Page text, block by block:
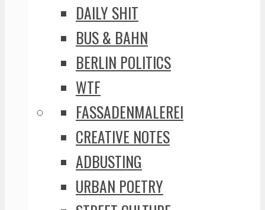
DAILY SHIT
BUS & BAHN
BERLIN POLITICS
WTF
FASSADENMALEREI
CREATIVE NOTES
ADBUSTING
URBAN POETRY